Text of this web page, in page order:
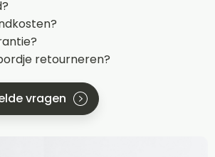
retourneren?
vragen